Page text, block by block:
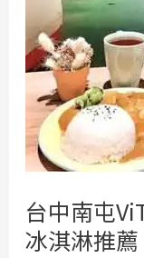
台中南屯
冰淇淋推薦